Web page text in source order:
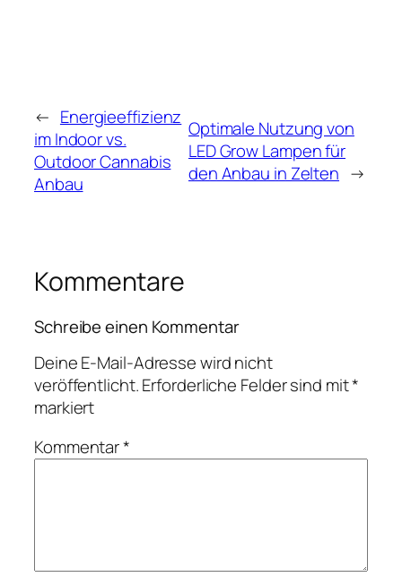
← Energieeffizienz
im Indoor vs.
Outdoor Cannabis
Anbau
Optimale Nutzung von
LED Grow Lampen für
den Anbau in Zelten →
Kommentare
Schreibe einen Kommentar
Deine E-Mail-Adresse wird nicht
veröffentlicht.Erforderliche Felder sind mit*
markiert
Kommentar*